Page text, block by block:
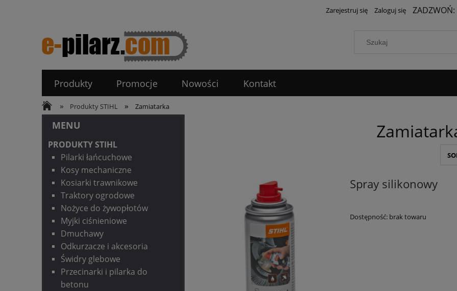
Zarejestruj się Zaloguj się ZADZWOŃ:
Produkty Promocje Nowości Kontakt
» Produkty STIHL » Zamiatarka
MENU
PRODUKTY STIHL
Pilarki łańcuchowe
Kosy mechaniczne
Kosiarki trawnikowe
Traktory ogrodowe
Nożyce do żywopłotów
Myjki ciśnieniowe
Dmuchawy
Odkurzacze i akcesoria
Świdry glebowe
Przecinarki i pilarka do
betonu
Spray silikonowy
Dostępność: brak towaru